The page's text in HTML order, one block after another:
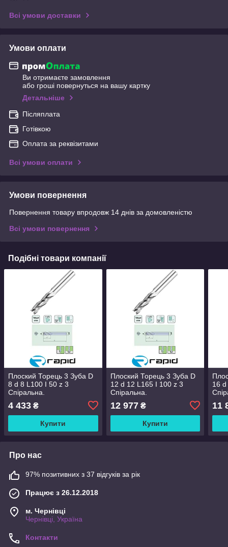
Всі умови доставки
Умови оплати
Ви отримаєте замовлення
або гроші повернуться на вашу картку
Детальніше
Післяплата
Готівкою
Оплата за реквізитами
Всі умови оплати
Умови повернення
Повернення товару впродовж 14 днів за домовленістю
Всі умови повернення
Подібні товари компанії
Плоский Торець 3 Зуба D
8 d 8 L100 I 50 z 3
Спіральна.
4 433 ₴
Купити
Плоский Торець 3 Зуба D
12 d 12 L165 I 100 z 3
Спіральна.
12 977₴
Купити
16
11
Про нас
97% позитивних з 37 відгуків за рік
Працює з 26.12.2018
м. Чернівці
Чернівці, Україна
Контакти